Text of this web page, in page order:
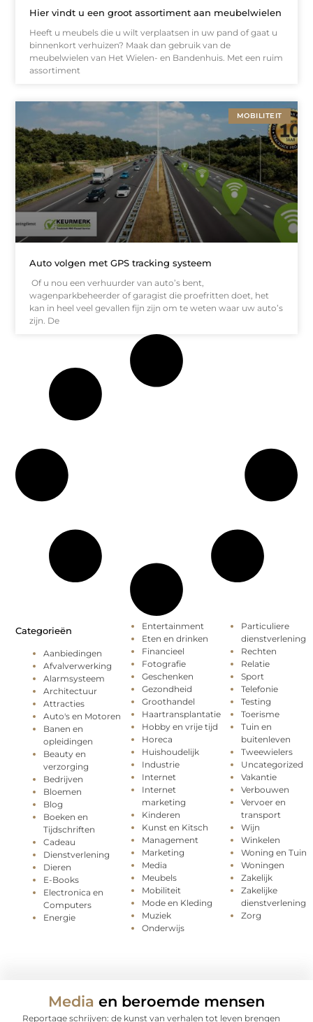
Hier vindt u een groot assortiment aan meubelwielen
Heeft u meubels die u wilt verplaatsen in uw pand of gaat u
binnenkort verhuizen? Maak dan gebruik van de
meubelwielen van Het Wielen- en Bandenhuis. Met een ruim
assortiment
MOBILITEIT
Auto volgen met GPS tracking systeem
Of u nou een verhuurder van auto’s bent,
wagenparkbeheerder of garagist die proefritten doet, het
kan in heel veel gevallen fijn zijn om te weten waar uw auto’s
zijn. De
Categorieën
Aanbiedingen
Afvalverwerking
Alarmsysteem
Architectuur
Attracties
Auto's en Motoren
Banen en
opleidingen
Beauty en
verzorging
Bedrijven
Bloemen
Blog
Boeken en
Tijdschriften
Cadeau
Dienstverlening
Dieren
E-Books
Electronica en
Computers
Energie
Entertainment
Eten en drinken
Financieel
Fotografie
Geschenken
Gezondheid
Groothandel
Haartransplantatie
Hobby en vrije tijd
Horeca
Huishoudelijk
Industrie
Internet
Internet
marketing
Kinderen
Kunst en Kitsch
Management
Marketing
Media
Meubels
Mobiliteit
Mode en Kleding
Muziek
Onderwijs
Particuliere
dienstverlening
Rechten
Relatie
Sport
Telefonie
Testing
Toerisme
Tuin en
buitenleven
Tweewielers
Uncategorized
Vakantie
Verbouwen
Vervoer en
transport
Wijn
Winkelen
Woning en Tuin
Woningen
Zakelijk
Zakelijke
dienstverlening
Zorg
Media en beroemde mensen
Reportage schrijven: de kunst van verhalen tot leven brengen